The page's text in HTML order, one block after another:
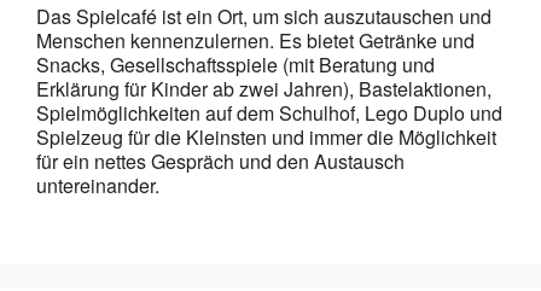
Das Spielcafé ist ein Ort, um sich auszutauschen und
Menschen kennenzulernen. Es bietet Getränke und
Snacks, Gesellschaftsspiele (mit Beratung und
Erklärung für Kinder ab zwei Jahren), Bastelaktionen,
Spielmöglichkeiten auf dem Schulhof, Lego Duplo und
Spielzeug für die Kleinsten und immer die Möglichkeit
für ein nettes Gespräch und den Austausch
untereinander.